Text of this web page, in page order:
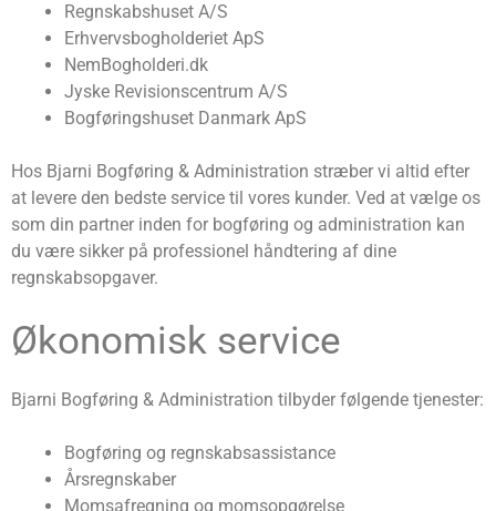
Regnskabshuset A/S
Erhvervsbogholderiet ApS
NemBogholderi.dk
Jyske Revisionscentrum A/S
Bogføringshuset Danmark ApS
Hos Bjarni Bogføring & Administration stræber vi altid efter
at levere den bedste service til vores kunder. Ved at vælge os
som din partner inden for bogføring og administration kan
du være sikker på professionel håndtering af dine
regnskabsopgaver.
Økonomisk service
Bjarni Bogføring & Administration tilbyder følgende tjenester:
Bogføring og regnskabsassistance
Årsregnskaber
Momsafregning og momsopgørelse